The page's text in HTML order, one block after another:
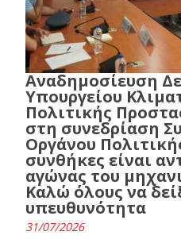
Αναδημοσίευση
Υπουργείου
Πολιτικής
στη συνεδρίαση
Οργάνου
συνθήκες είναι
αγώνας του
Καλώ όλους να
υπευθυνότητα
31/07/2026